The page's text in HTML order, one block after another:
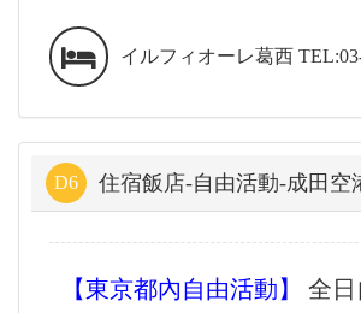
イルフィオーレ葛西
D6 住宿飯店-自由活動-成田空
【東京都內自由活動】 全日